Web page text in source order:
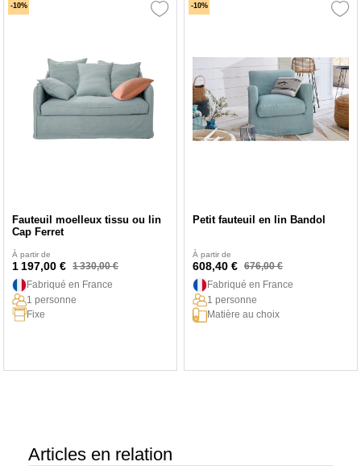
-10%
Fauteuil moelleux tissu ou lin
Cap Ferret
À partir de
1 197,00 € 1 330,00 €
Fabriqué en France
1 personne
Fixe
-10%
Petit fauteuil en lin Bandol
À partir de
608,40 € 676,00 €
Fabriqué en France
1 personne
Matière au choix
Articles en relation